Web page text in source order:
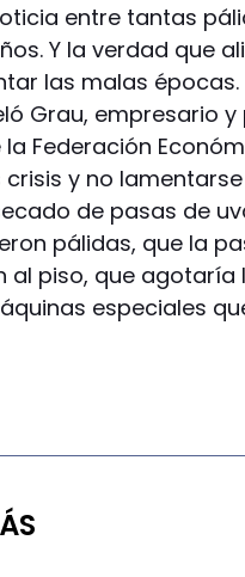
entre tantas
Y la verdad que
las malas
Grau, empresario
la Federación
y no
de pasas de
pálidas, que la
al piso, que
especiales